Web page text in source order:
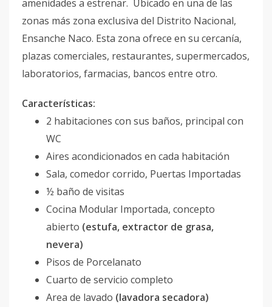
amenidades a estrenar. Ubicado en una de las
zonas más zona exclusiva del Distrito Nacional,
Ensanche Naco. Esta zona ofrece en su cercanía,
plazas comerciales, restaurantes, supermercados,
laboratorios, farmacias, bancos entre otro.
Características:
2 habitaciones con sus baños, principal con
WC
Aires acondicionados en cada habitación
Sala, comedor corrido, Puertas Importadas
½ baño de visitas
Cocina Modular Importada, concepto
abierto (estufa, extractor de grasa,
nevera)
Pisos de Porcelanato
Cuarto de servicio completo
Area de lavado (lavadora secadora)